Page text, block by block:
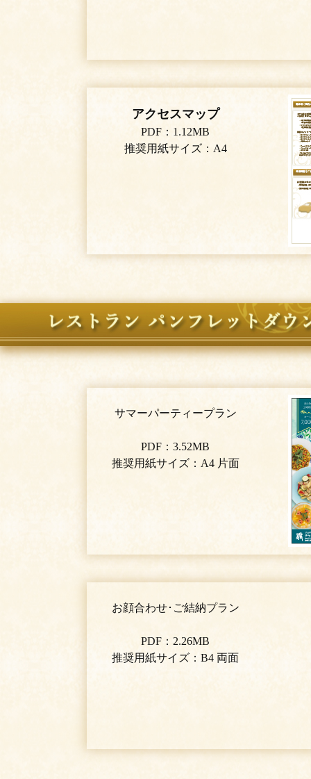
アクセスマップ
PDF：1.12MB
推奨用紙サイズ：A4
サマーパーティープラン
PDF：3.52MB
推奨用紙サイズ：A4 片面
お顔合わせ･ご結納プラン
PDF：2.26MB
推奨用紙サイズ：B4 両面